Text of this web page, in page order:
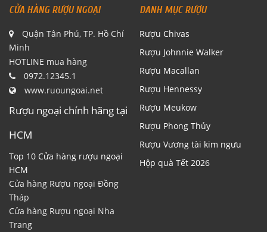
CỬA HÀNG RƯỢU NGOẠI
Quận Tân Phú, TP. Hồ Chí
Minh
HOTLINE mua hàng
0972.12345.1
www.ruoungoai.net
Rượu ngoại chính hãng tại
HCM
Top 10 Cửa hàng rượu ngoại
HCM
Cửa hàng Rượu ngoại Đồng
Tháp
Cửa hàng Rượu ngoại Nha
Trang
DANH MỤC RƯỢU
Rượu Chivas
Rượu Johnnie Walker
Rượu Macallan
Rượu Hennessy
Rượu Meukow
Rượu Phong Thủy
Rượu Vương tài kim ngưu
Hộp quà Tết 2026